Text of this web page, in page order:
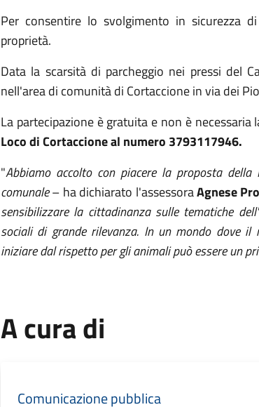
Per consentire lo svolgimento in sicurezza
proprietà.
Data la scarsità di parcheggio nei pressi del
nell'area di comunità di Cortaccione in viadei
La partecipazione è gratuita e non è
Loco di Cortaccione al numero 3793117946.
"Abbiamo accolto con piacere la proposta
comunale– ha dichiarato l'assessoraAgnese
sensibilizzare la cittadinanza sulle tematiche
sociali di grande rilevanza. In un mondo dove il
iniziare dal rispetto per gli animali può essere un
A cura di
Comunicazione pubblica